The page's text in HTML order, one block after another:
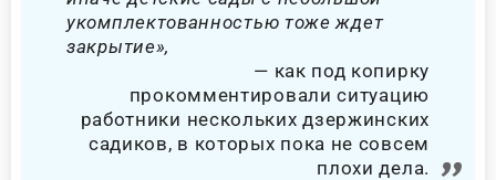
укомплектованностью тоже ждет
закрытие»,
как под копирку
прокомментировали ситуацию
работники нескольких дзержинских
садиков, в которых пока не совсем
плохи дела.